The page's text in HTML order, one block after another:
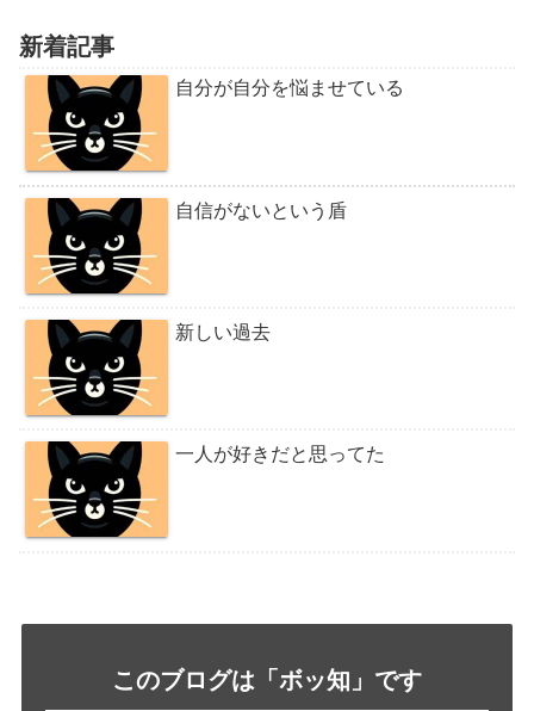
新着記事
自分が自分を悩ませている
自信がないという盾
新しい過去
一人が好きだと思ってた
このブログは「ボッ知」です